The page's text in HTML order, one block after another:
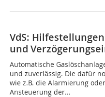
VdS:
und
Automatische
und zuverlässig. Die dafür
wie z.B. die Alarmierung
Ansteuerung der...